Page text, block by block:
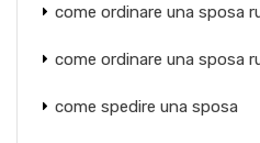
come ordinare una sposa
come ordinare una sposa
come spedire una sposa